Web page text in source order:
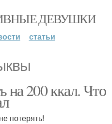
ДЕВУШКИ
статьи
на 200 ккал. Что
потерять!